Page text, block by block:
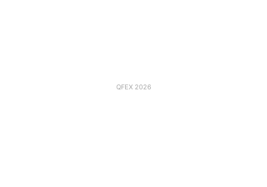
QFEX 2026